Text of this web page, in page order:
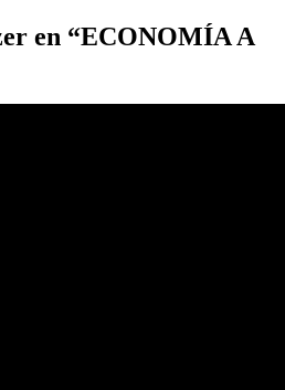
en “ECONOMÍA A